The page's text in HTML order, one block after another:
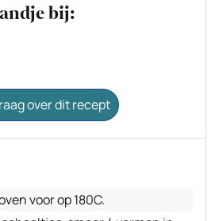
bij:
over dit recept
voor op 180C.